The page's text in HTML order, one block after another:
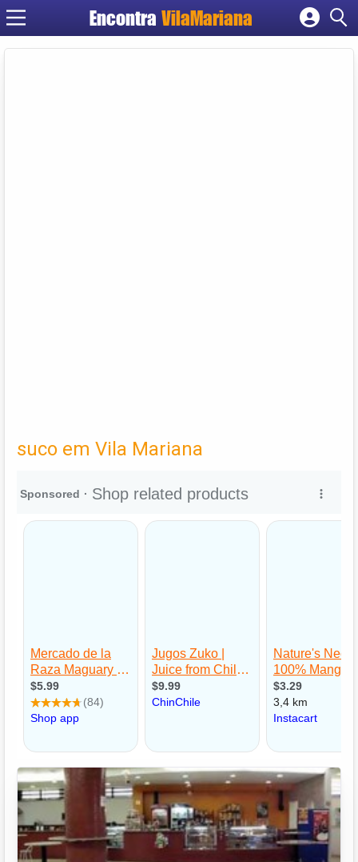
EncontraVilaMariana
Cadastrar empresa
suco em Vila Mariana